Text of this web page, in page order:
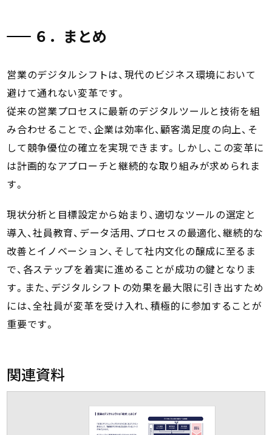
６．まとめ
営業のデジタルシフトは、現代のビジネス環境において
避けて通れない変革です。
従来の営業プロセスに最新のデジタルツールと技術を組
み合わせることで、企業は効率化、顧客満足度の向上、そ
して競争優位の確立を実現できます。しかし、この変革に
は計画的なアプローチと継続的な取り組みが求められま
す。
現状分析と目標設定から始まり、適切なツールの選定と
導入、社員教育、データ活用、プロセスの最適化、継続的な
改善とイノベーション、そして社内文化の醸成に至るま
で、各ステップを着実に進めることが成功の鍵となりま
す。また、デジタルシフトの効果を最大限に引き出すため
には、全社員が変革を受け入れ、積極的に参加することが
重要です。
関連資料